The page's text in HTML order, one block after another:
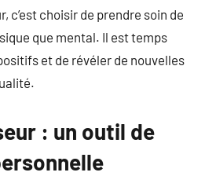
c’est choisir de prendre soin de
que mental. Il est temps
et de révéler de nouvelles
: un outil de